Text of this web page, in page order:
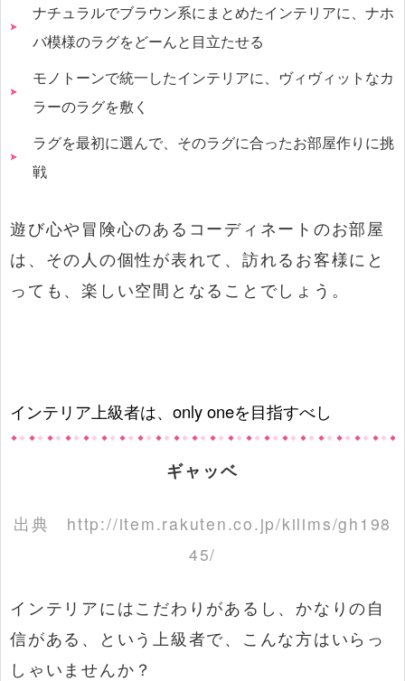
ナチュラルでブラウン系にまとめたインテリアに、ナホ
バ模様のラグをどーんと目立たせる
モノトーンで統一したインテリアに、ヴィヴィットなカ
ラーのラグを敷く
ラグを最初に選んで、そのラグに合ったお部屋作りに挑
戦
遊び心や冒険心のあるコーディネートのお部屋
は、その人の個性が表れて、訪れるお客様にと
っても、楽しい空間となることでしょう。
インテリア上級者は、only oneを目指すべし
ギャッベ
出典 http://item.rakuten.co.jp/kilims/gh198
45/
インテリアにはこだわりがあるし、かなりの自
信がある、という上級者で、こんな方はいらっ
しゃいませんか？